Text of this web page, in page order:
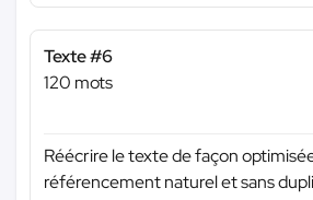
Texte #6
120 mots
Réécrire le texte de façon
référencement naturel et sans